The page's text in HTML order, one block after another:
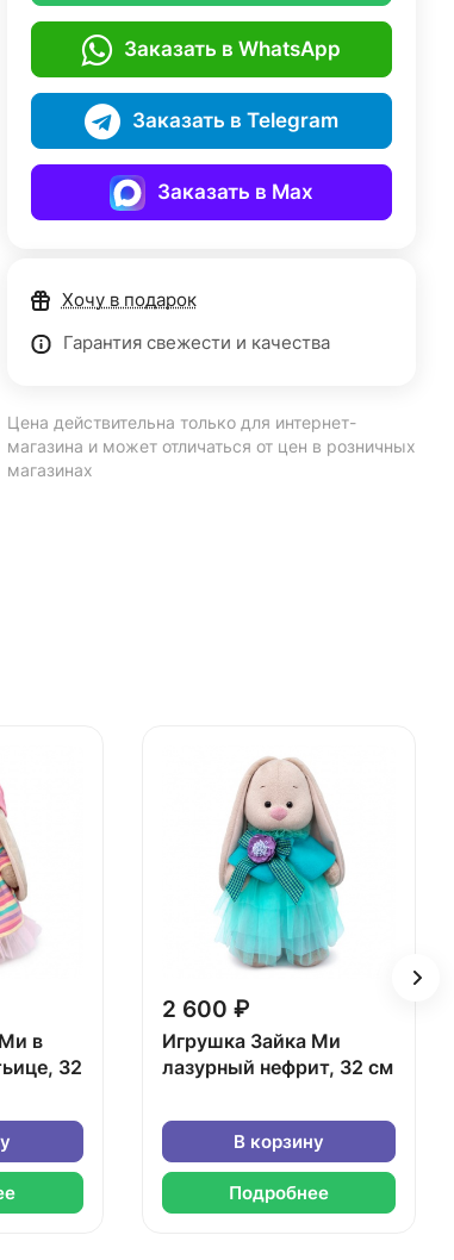
Заказать в WhatsApp
Заказать в Telegram
Заказать в Max
Хочу в подарок
Гарантия свежести и качества
Цена действительна только для интернет-
магазина и может отличаться от цен в розничных
магазинах
в
32
2 600 ₽
Игрушка Зайка Ми
лазурный нефрит, 32 см
В корзину
Подробнее